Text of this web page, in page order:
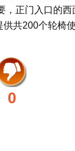
，正门入口的
共200个轮椅
0